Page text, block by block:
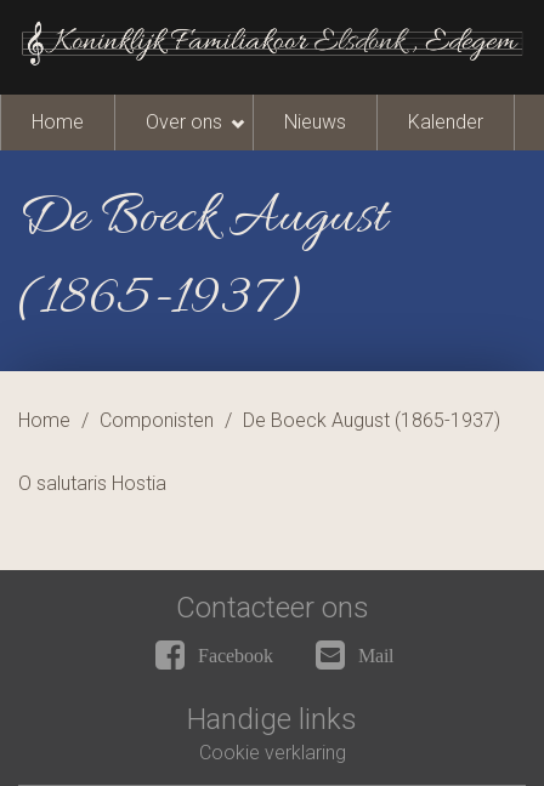
Koninklijk Familiakoor Elsdonk
Home Over ons Nieuws Kalender
De Boeck August
(1865-1937)
U bent hier
Home / Componisten / De Boeck August (1865-1937)
O salutaris Hostia
Contacteer ons
Facebook Mail
Handige links
Cookie verklaring